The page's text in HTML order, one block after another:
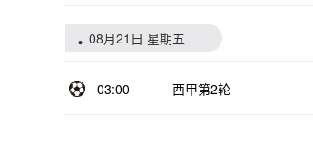
08月21日 星期五
03:00 西甲第2轮